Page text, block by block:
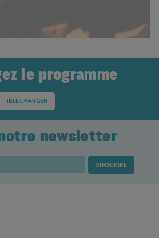
le programme
TÉLÉCHARGER
notre newsletter